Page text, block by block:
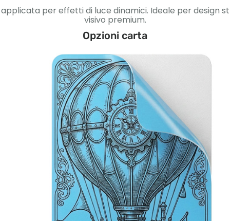
per effetti di luce dinamici. Ideale per design
visivo premium.
Opzioni carta